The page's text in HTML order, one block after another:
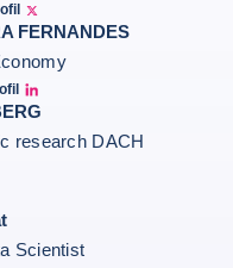
Aw Twitter
FERNANDES
Moura Fernandes linkedin
research DACH
Scientist